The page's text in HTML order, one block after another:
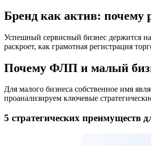
Бренд как актив: почему
Успешный сервисный бизнес держится
раскроет, как грамотная регистрация
Почему ФЛП и малый
Для малого бизнеса собственное имя
проанализируем ключевые
5 стратегических преимуществ